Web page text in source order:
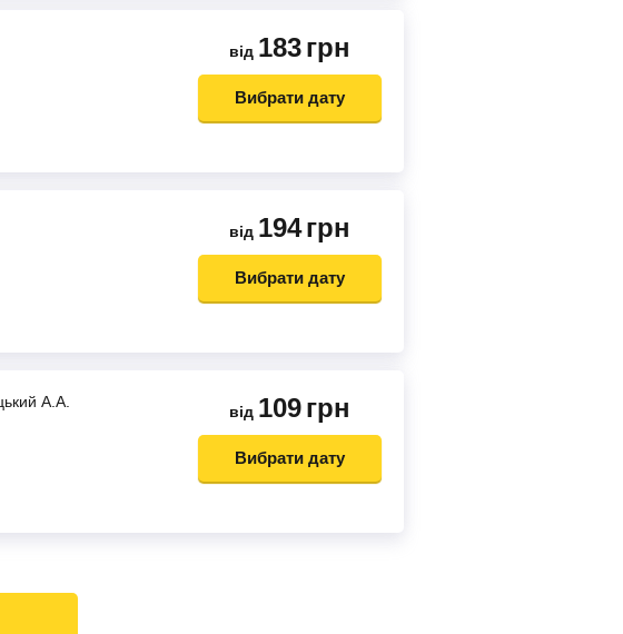
від 183грн
Вибрати дату
від 194грн
Вибрати дату
А.А.
від 109грн
Вибрати дату